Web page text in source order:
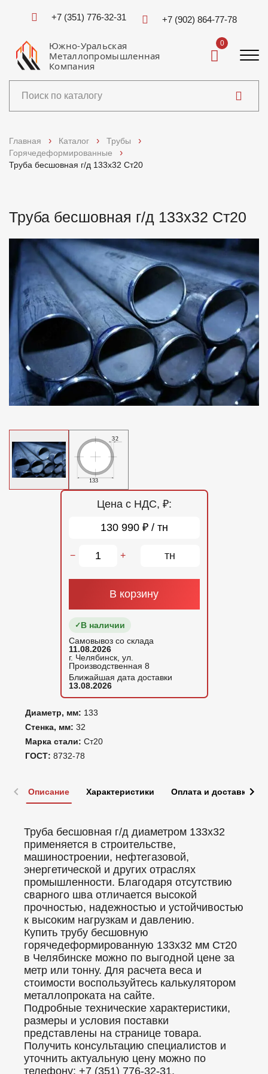
+7 (351) 776-32-31 +7 (902) 864-77-78
Южно-Уральская
Металлопромышленная
Компания
0
Услуги
Доставка и оплата
О компании
Отзывы
Контакты
Главная Каталог
Трубы
Горячедеформированные
Труба бесшовная г/д 133х32 Ст20
Труба бесшовная г/д 133х32 Ст20
Диаметр, мм: 133
Стенка, мм: 32
Марка стали: Ст20
ГОСТ: 8732-78
Цена с НДС, ₽:
130 990 ₽ / тн
− + тн
В корзину
В наличии
Самовывоз со склада
11.08.2026
г. Челябинск, ул.
Производственная 8
Ближайшая дата доставки
13.08.2026
Описание Характеристики Оплата и доставка
Труба бесшовная г/д диаметром 133x32
применяется в строительстве,
машиностроении, нефтегазовой,
энергетической и других отраслях
промышленности. Благодаря отсутствию
сварного шва отличается высокой
прочностью, надежностью и устойчивостью
к высоким нагрузкам и давлению.
Купить трубу бесшовную
горячедеформированную 133x32 мм Ст20
в Челябинске можно по выгодной цене за
метр или тонну. Для расчета веса и
стоимости воспользуйтесь калькулятором
металлопроката на сайте.
Подробные технические характеристики,
размеры и условия поставки
представлены на странице товара.
Получить консультацию специалистов и
уточнить актуальную цену можно по
телефону: +7 (351) 776-32-31.